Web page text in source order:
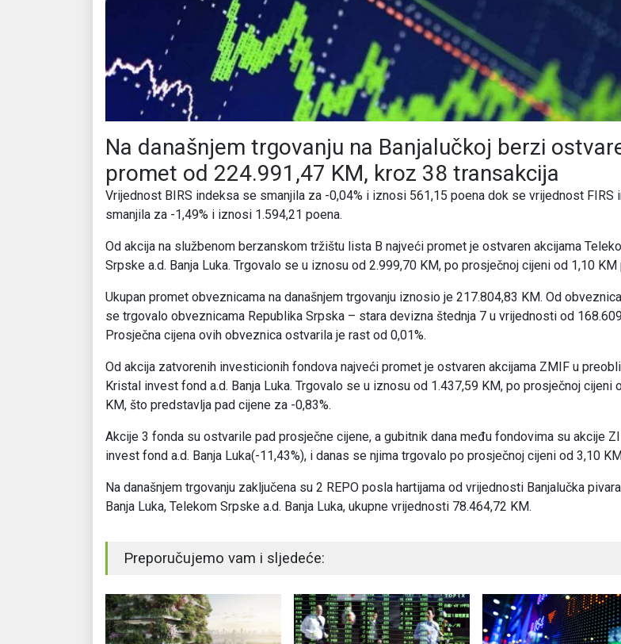
Na današnjem trgovanju na Banjalučkoj berzi
promet od 224.991,47 KM, kroz 38 transakcija
Vrijednost BIRS indeksa se smanjila za -0,04% i iznosi 561,15 poena dok se vrijednost FIRS
smanjila za -1,49% i iznosi 1.594,21 poena.
Od akcija na službenom berzanskom tržištu lista B najveći promet je ostvaren akcijama
Srpske a.d. Banja Luka. Trgovalo se u iznosu od 2.999,70 KM, po prosječnoj cijeni od 1,10 KM
Ukupan promet obveznicama na današnjem trgovanju iznosio je 217.804,83 KM. Od
se trgovalo obveznicama Republika Srpska – stara devizna štednja 7 u vrijednosti od
Prosječna cijena ovih obveznica ostvarila je rast od 0,01%.
Od akcija zatvorenih investicionih fondova najveći promet je ostvaren akcijama ZMIF u
Kristal invest fond a.d. Banja Luka. Trgovalo se u iznosu od 1.437,59 KM, po prosječnoj cijeni
KM, što predstavlja pad cijene za -0,83%.
Akcije 3 fonda su ostvarile pad prosječne cijene, a gubitnik dana među fondovima su akcije
invest fond a.d. Banja Luka(-11,43%), i danas se njima trgovalo po prosječnoj cijeni od 3,10
Na današnjem trgovanju zaključena su 2 REPO posla hartijama od vrijednosti Banjalučka pivara
Banja Luka, Telekom Srpske a.d. Banja Luka, ukupne vrijednosti 78.464,72 KM.
Preporučujemo vam i sljedeće: